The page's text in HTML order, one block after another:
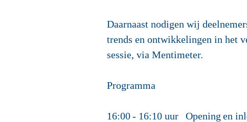
Daarnaast nodigen wij
trends en ontwikkelingen in het
sessie, via Mentimeter.
Programma
16:00 - 16:10 uur Opening en